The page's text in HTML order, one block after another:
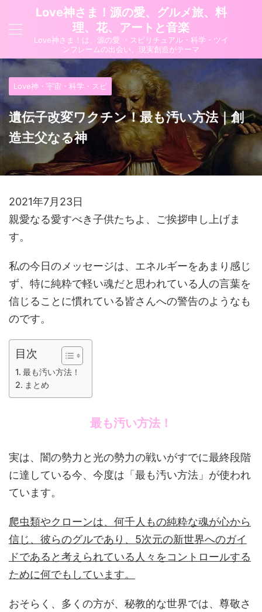
Love神さま！源の愛、グルメ旅、料
理、花、アートと音楽
Love神さま！は、源の愛 ・スピリチュアル・科学・ツイ
ンフレームの出会い、現実創造がテーマ
Love神・宇宙・科学・スピ
遺伝子改変ワクチン！最も汚い方法｜創
造主父なる神
2021年7月23日
親愛なる愛すべき子供たちよ、ご挨拶申し上げま
す。
私の今日のメッセージは、エネルギーをあまり感じ
ず、特に純粋で軽い魂だと思われている人の言葉を
信じることに慣れている皆さんへの警告のようなも
のです。
目次
最も汚い方法！
まとめ
最も汚い方法！
実は、闇の勢力と光の勢力の戦いがすでに最終段階
に達している今、今度は「最も汚い方法」が使われ
ています。
爬虫類やクローンは、何千人もの純粋な魂が心から
信じ、彼らのグルであり、5次元の新世界へのガイ
ドであると考えられている人々をコントロールする
ために何でもしています。
おそらく、多くの方が、秘教的な世界では、尊敬さ